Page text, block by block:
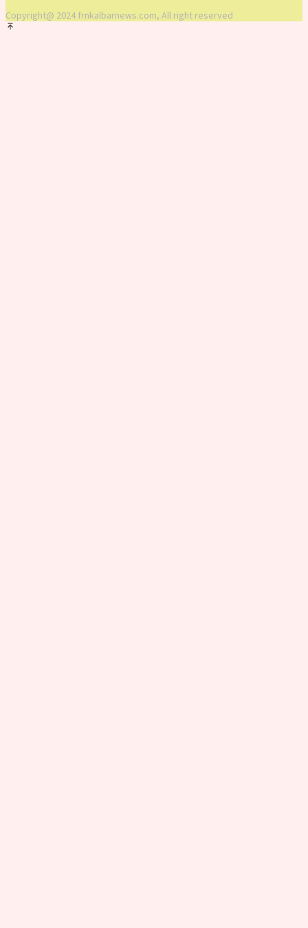
Copyright@ 2024 frnkalbarnews.com, All right reserved